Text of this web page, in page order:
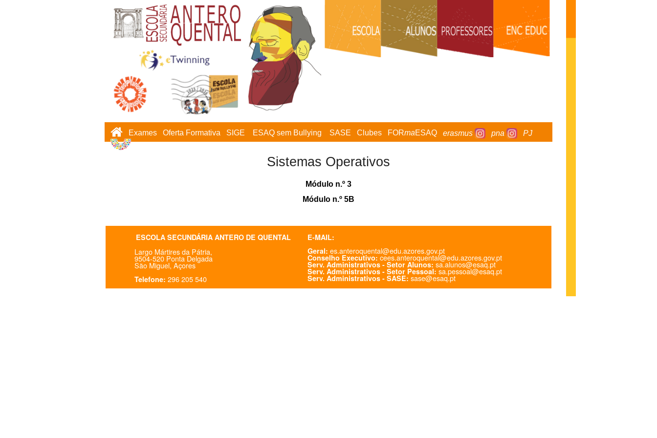
Exames Oferta Formativa SIGE ESAQ sem Bullying SASE Clubes FORmaESAQ erasmus pna PJ
Sistemas Operativos
Módulo n.º 3
Módulo n.º 5B
ESCOLA SECUNDÁRIA ANTERO DE QUENTAL
Largo Mártires da Pátria,
9504-520 Ponta Delgada
São Miguel, Açores
Telefone: 296 205 540
E-MAIL:
Geral: es.anteroquental@edu.azores.gov.pt
Conselho Executivo: cees.anteroquental@edu.azores.gov.pt
Serv. Administrativos - Setor Alunos: sa.alunos@esaq.pt
Serv. Administrativos - Setor Pessoal: sa.pessoal@esaq.pt
Serv. Administrativos - SASE: sase@esaq.pt